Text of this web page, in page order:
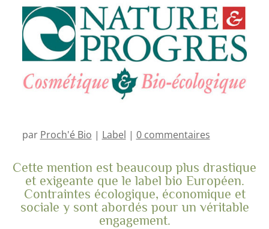
par Proch'é Bio | Label | 0 commentaires
Cette mention est beaucoup plus drastique
et exigeante que le label bio Européen.
Contraintes écologique, économique et
sociale y sont abordés pour un véritable
engagement.